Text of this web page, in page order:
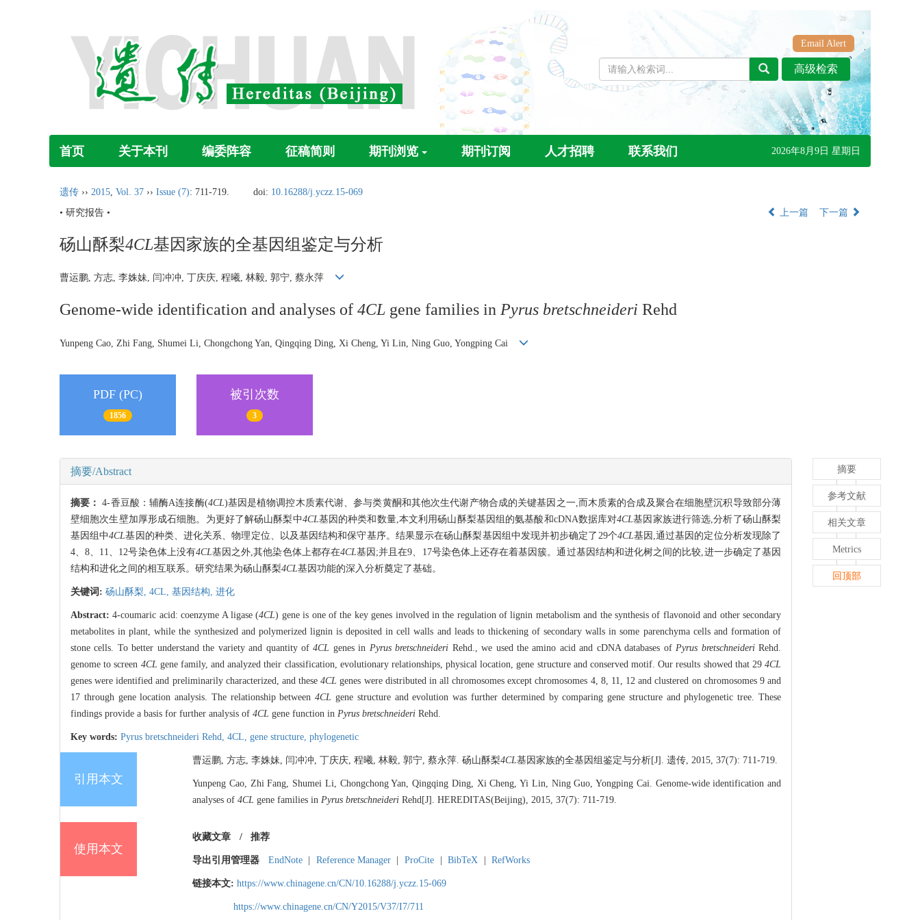
Email Alert
首页 关于本刊 编委阵容 征稿简则 期刊浏览 期刊订阅 人才招聘 联系我们 2026年8月9日 星期日
遗传 ›› 2015, Vol. 37 ›› Issue (7): 711-719. doi: 10.16288/j.yczz.15-069
• 研究报告 •
上一篇 下一篇
砀山酥梨4CL基因家族的全基因组鉴定与分析
曹运鹏, 方志, 李姝妹, 闫冲冲, 丁庆庆, 程曦, 林毅, 郭宁, 蔡永萍
Genome-wide identification and analyses of 4CL gene families in Pyrus bretschneideri Rehd
Yunpeng Cao, Zhi Fang, Shumei Li, Chongchong Yan, Qingqing Ding, Xi Cheng, Yi Lin, Ning Guo, Yongping Cai
PDF (PC)
1856
被引次数
3
摘要/Abstract
摘要：4-香豆酸：辅酶A连接酶(4CL)基因是植物调控木质素代谢、参与类黄酮和其他次生代谢产物合成的关键基因之一,而木质素的合成及聚合在细胞壁沉积导致部分薄
壁细胞次生壁加厚形成石细胞。为更好了解砀山酥梨中4CL基因的种类和数量,本文利用砀山酥梨基因组的氨基酸和cDNA数据库对4CL基因家族进行筛选,分析了砀山酥梨
基因组中4CL基因的种类、进化关系、物理定位、以及基因结构和保守基序。结果显示在砀山酥梨基因组中发现并初步确定了29个4CL基因,通过基因的定位分析发现除了
4、8、11、12号染色体上没有4CL基因之外,其他染色体上都存在4CL基因;并且在9、17号染色体上还存在着基因簇。通过基因结构和进化树之间的比较,进一步确定了基因
结构和进化之间的相互联系。研究结果为砀山酥梨4CL基因功能的深入分析奠定了基础。
关键词: 砀山酥梨, 4CL, 基因结构, 进化
Abstract:4-coumaric acid: coenzyme A ligase (4CL) gene is one of the key genes involved in the regulation of lignin metabolism and the synthesis of flavonoid and other secondary
metabolites in plant, while the synthesized and polymerized lignin is deposited in cell walls and leads to thickening of secondary walls in some parenchyma cells and formation of
stone cells. To better understand the variety and quantity of4CL genes in Pyrus bretschneideri Rehd., we used the amino acid and cDNA databases ofPyrus bretschneideriRehd.
genome to screen 4CL gene family, and analyzed their classification, evolutionary relationships, physical location, gene structure and conserved motif. Our results showed that 29 4CL
genes were identified and preliminarily characterized, and these4CLgenes were distributed in all chromosomes except chromosomes 4, 8, 11, 12 and clustered on chromosomes 9 and
17 through gene location analysis. The relationship between4CL gene structure and evolution was further determined by comparing gene structure and phylogenetic tree. These
findings provide a basis for further analysis of 4CL gene function in Pyrus bretschneideri Rehd.
Key words: Pyrus bretschneideri Rehd, 4CL, gene structure, phylogenetic
引用本文
曹运鹏, 方志, 李姝妹, 闫冲冲, 丁庆庆, 程曦, 林毅, 郭宁, 蔡永萍. 砀山酥梨4CL基因家族的全基因组鉴定与分析[J]. 遗传, 2015, 37(7): 711-719.
Yunpeng Cao, Zhi Fang, Shumei Li, Chongchong Yan, Qingqing Ding, Xi Cheng, Yi Lin, Ning Guo, Yongping Cai. Genome-wide identification and
analyses of 4CL gene families in Pyrus bretschneideri Rehd[J]. HEREDITAS(Beijing), 2015, 37(7): 711-719.
使用本文
收藏文章 / 推荐
导出引用管理器 EndNote Reference Manager ProCite BibTeX RefWorks
链接本文: https://www.chinagene.cn/CN/10.16288/j.yczz.15-069
https://www.chinagene.cn/CN/Y2015/V37/I7/711
摘要
参考文献
相关文章
Metrics
回顶部